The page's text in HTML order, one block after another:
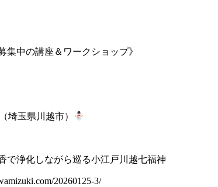
集中の講座＆ワークショップ》
埼玉県川越市）
で浄化しながら巡る小江戸川越七福神
20260125-3/